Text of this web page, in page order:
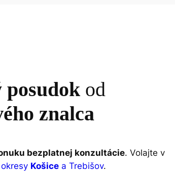
posudokod
znalca
bezplatnej konzultácie. Volajte v
okresy Košice a Trebišov.